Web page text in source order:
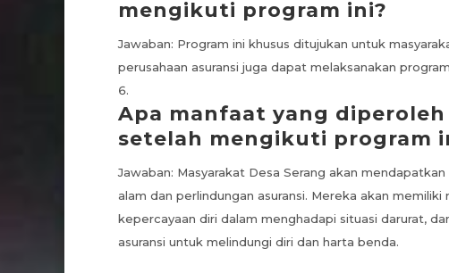
mengikuti program ini?
Jawaban: Program ini khusus ditujukan untuk
perusahaan asuransi juga dapat melaksanakan
Apa manfaat yang diperoleh
setelah mengikuti program
Jawaban: Masyarakat Desa Serang akan
alam dan perlindungan asuransi. Mereka akan
kepercayaan diri dalam menghadapi situasi darurat,
asuransi untuk melindungi diri dan harta benda.